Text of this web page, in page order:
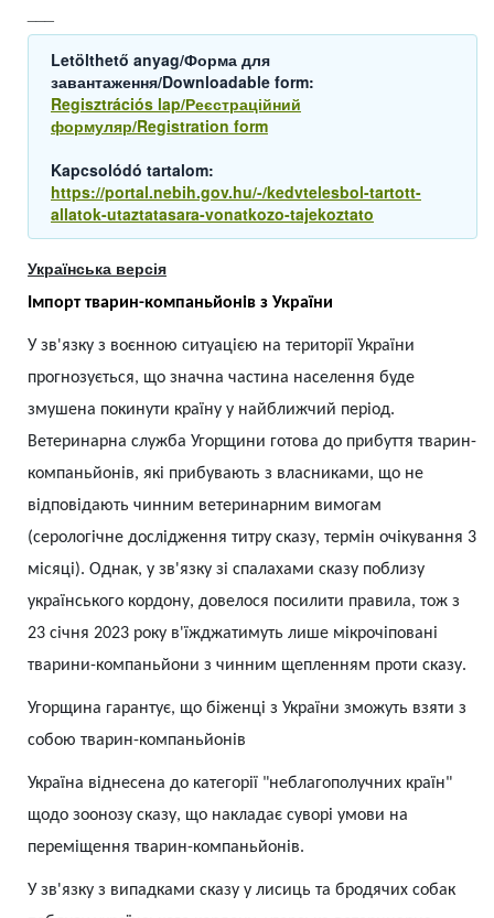
Letölthető anyag/Форма для
завантаження/Downloadable form:
Regisztrációs lap/Реєстраційний
формуляр/Registration form
Kapcsolódó tartalom:
https://portal.nebih.gov.hu/-/kedvtelesbol-tartott-
allatok-utaztatasara-vonatkozo-tajekoztato
Українська версія
Імпорт тварин-компаньйонів з України
У зв'язку з воєнною ситуацією на території України
прогнозується, що значна частина населення буде
змушена покинути країну у найближчий період.
Ветеринарна служба Угорщини готова до прибуття тварин-
компаньйонів, які прибувають з власниками, що не
відповідають чинним ветеринарним вимогам
(серологічне дослідження титру сказу, термін очікування 3
місяці). Однак, у зв'язку зі спалахами сказу поблизу
українського кордону, довелося посилити правила, тож з
23 січня 2023 року в'їжджатимуть лише мікрочіповані
тварини-компаньйони з чинним щепленням проти сказу.
Угорщина гарантує, що біженці з України зможуть взяти з
собою тварин-компаньйонів
Україна віднесена до категорії "неблагополучних країн"
щодо зоонозу сказу, що накладає суворі умови на
переміщення тварин-компаньйонів.
У зв'язку з випадками сказу у лисиць та бродячих собак